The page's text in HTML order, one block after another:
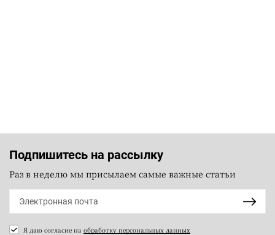
Подпишитесь на рассылку
Раз в неделю мы присылаем самые важные статьи
Я даю согласие на обработку персональных данных